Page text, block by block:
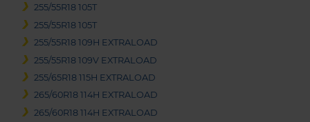
255/55R18 105T
255/55R18 105T
255/55R18 109H EXTRALOAD
255/55R18 109V EXTRALOAD
255/65R18 115H EXTRALOAD
265/60R18 114H EXTRALOAD
265/60R18 114H EXTRALOAD